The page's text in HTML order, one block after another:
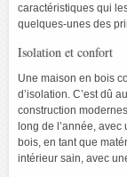
caractéristiques qui
quelques-unes des
Isolation et confort
Une maison en bois
d’isolation. C’est dû
construction
long de l’année,
bois, en tant que
intérieur sain, avec